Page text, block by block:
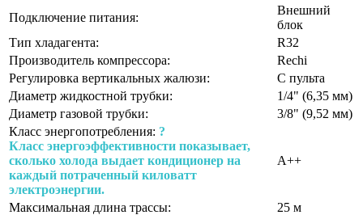
Подключение питания:
Внешний
блок
Тип хладагента:
R32
Производитель компрессора:
Rechi
Регулировка вертикальных жалюзи:
С пульта
Диаметр жидкостной трубки:
1/4" (6,35 мм)
Диаметр газовой трубки:
3/8" (9,52 мм)
Класс энергопотребления: ?
Класс энергоэффективности показывает,
сколько холода выдает кондиционер на
каждый потраченный киловатт
электроэнергии.
A++
Максимальная длина трассы:
25 м